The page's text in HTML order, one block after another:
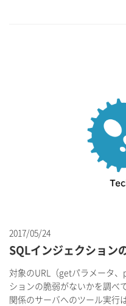
2017/05/24
SQLインジェクション
対象のURL（getパラメータ
ションの脆弱がないかを調べ
関係のサーバへのツール実行